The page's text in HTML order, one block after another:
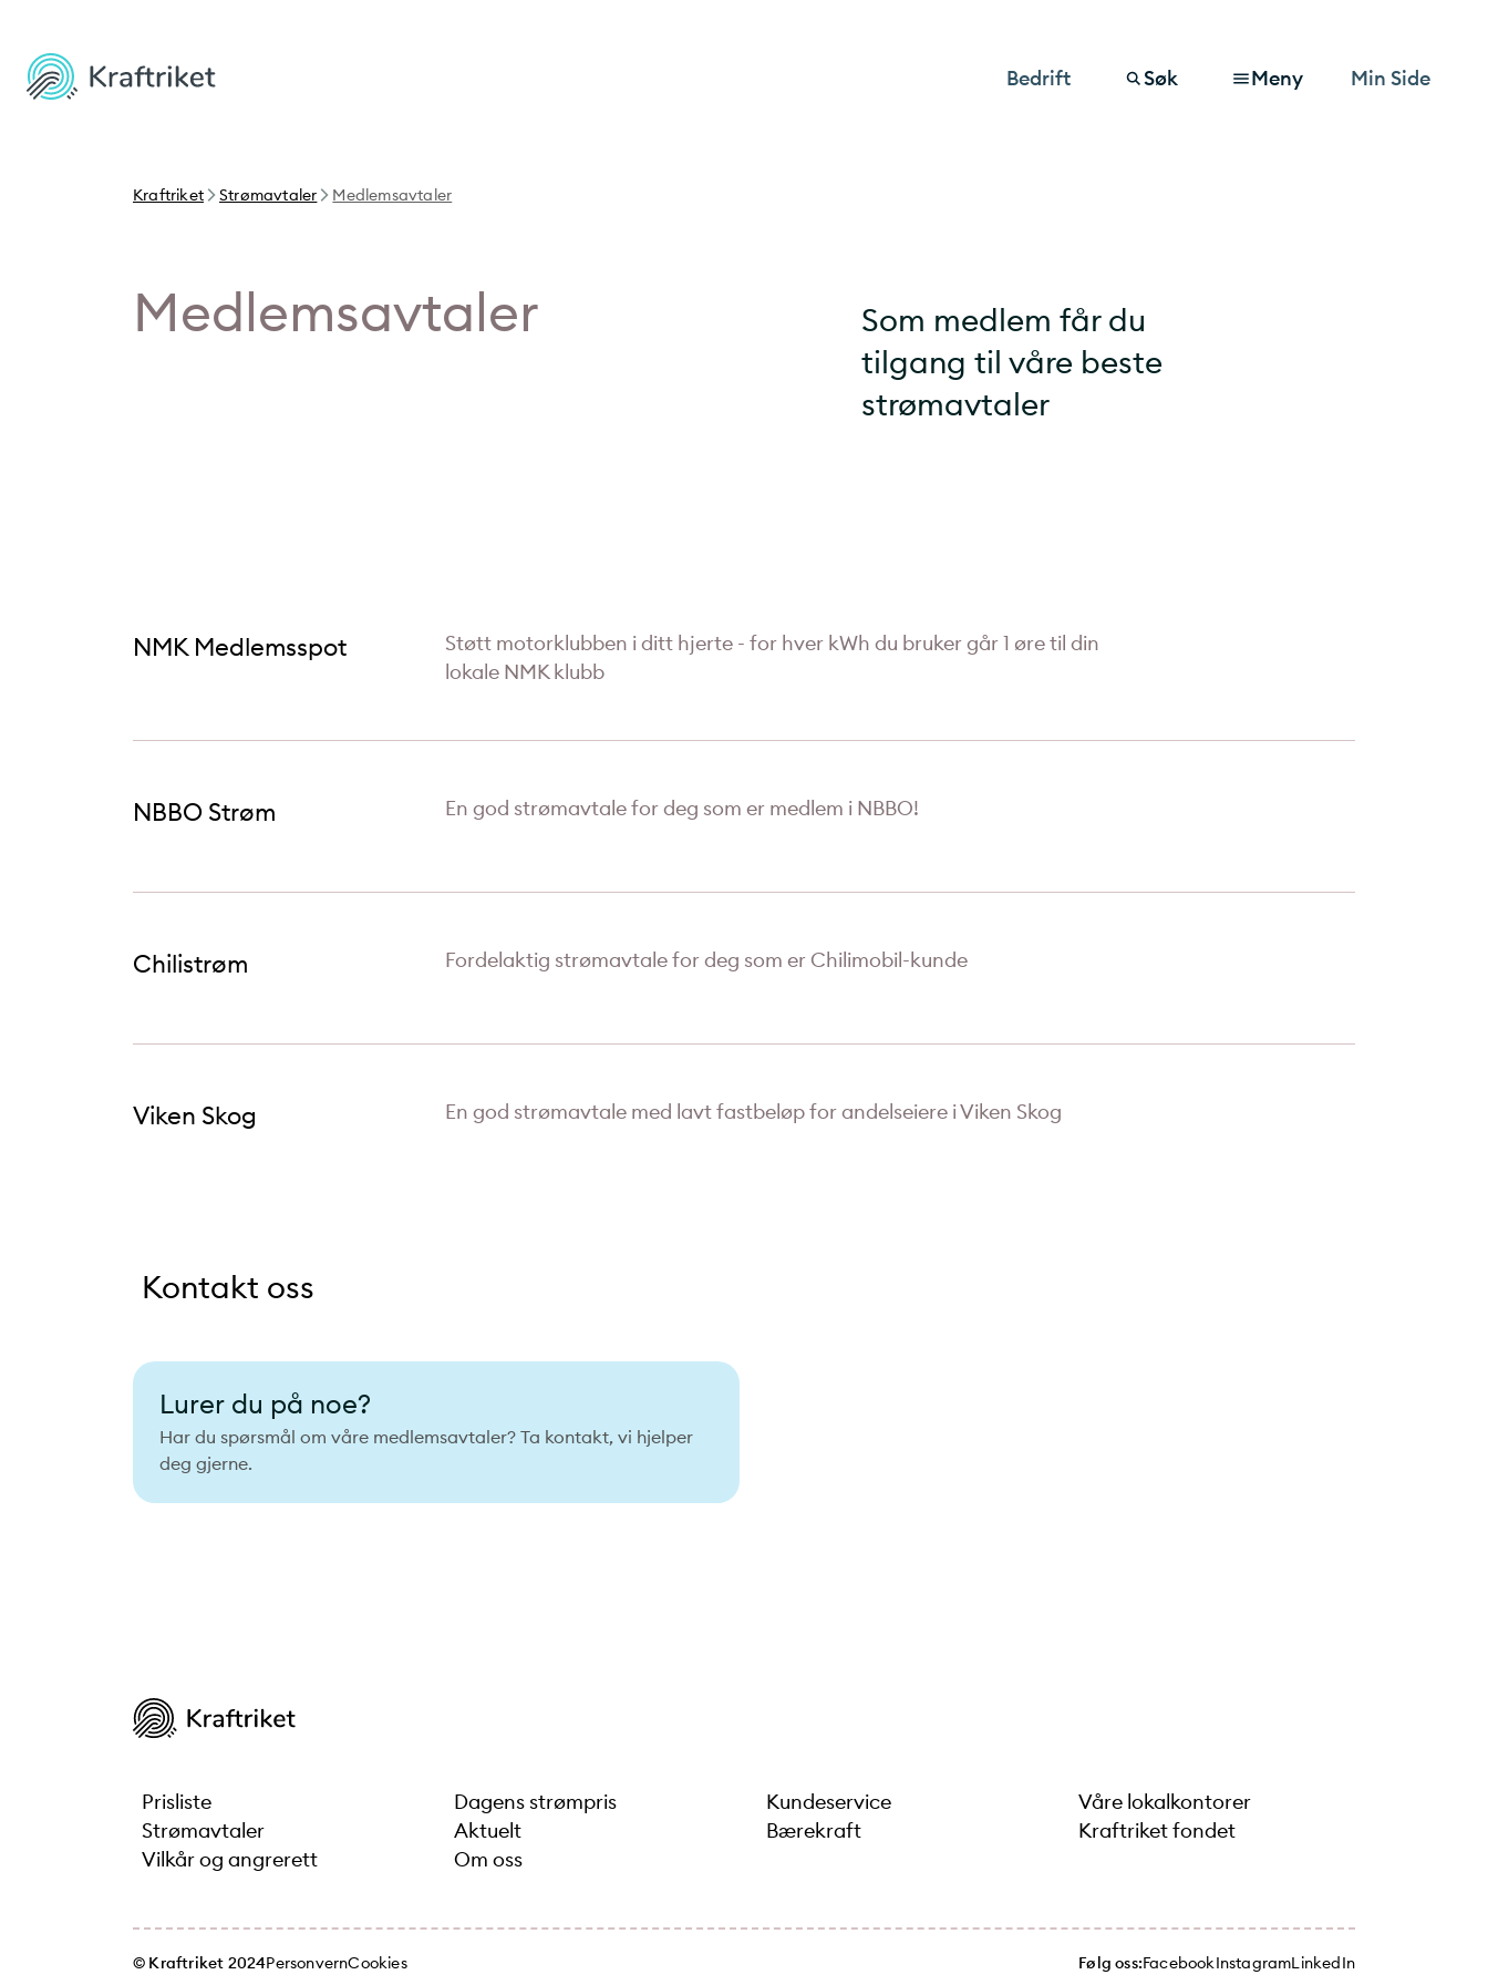
Bedrift Søk Meny Min Side
Kraftriket Strømavtaler Medlemsavtaler
Medlemsavtaler
Som medlem får du
tilgang til våre beste
strømavtaler
NMK Medlemsspot
Støtt motorklubben i ditt hjerte - for hver kWh du bruker går 1 øre til din
lokale NMK klubb
NBBO Strøm En god strømavtale for deg som er medlem i NBBO!
Chilistrøm Fordelaktig strømavtale for deg som er Chilimobil-kunde
Viken Skog En god strømavtale med lavt fastbeløp for andelseiere i Viken Skog
Kontakt oss
Lurer du på noe?
Har du spørsmål om våre medlemsavtaler? Ta kontakt, vi hjelper
deg gjerne.
Prisliste
Strømavtaler
Vilkår og angrerett
Dagens strømpris
Aktuelt
Om oss
Kundeservice
Bærekraft
Våre lokalkontorer
Kraftriket fondet
© Kraftriket 2024PersonvernCookies Følg oss:FacebookInstagramLinkedIn